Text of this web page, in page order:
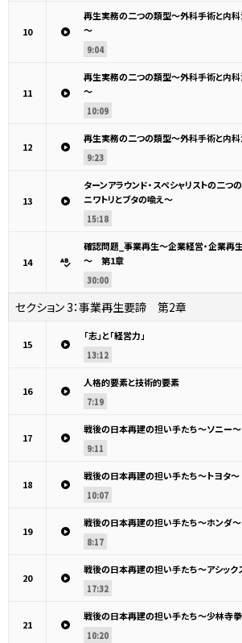
10
再生実務の二つの類型～外科手術と内
～
9:04
11
再生実務の二つの類型～外科手術と内
～
10:09
12
再生実務の二つの類型～外科手術と内
9:23
13
ターンアラウンド・スペシャリストの二つ
ニワトリとブタの喩え～
15:18
14
確認問題_事業再生～企業経営・企業再
～ 第1章
30:00
セクション 3：事業再生要諦 第2章
15
「志」と「経営力」
13:12
16
人格的要素と技術的要素
7:19
17
戦後の日本再建の担い手たち～ソニー～
9:11
18
戦後の日本再建の担い手たち～トヨタ～
10:07
19
戦後の日本再建の担い手たち～ホンダ～
8:17
20
戦後の日本再建の担い手たち～アシック
17:32
21
戦後の日本再建の担い手たち～少林寺
10:20